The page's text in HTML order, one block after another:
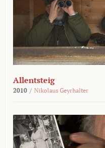
Allentsteig
2010 / Nikolaus Geyrhalter